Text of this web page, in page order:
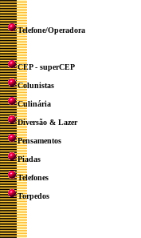
Telefone/Operadora
CEP - superCEP
Colunistas
Culinária
Diversão & Lazer
Pensamentos
Piadas
Telefones
Torpedos